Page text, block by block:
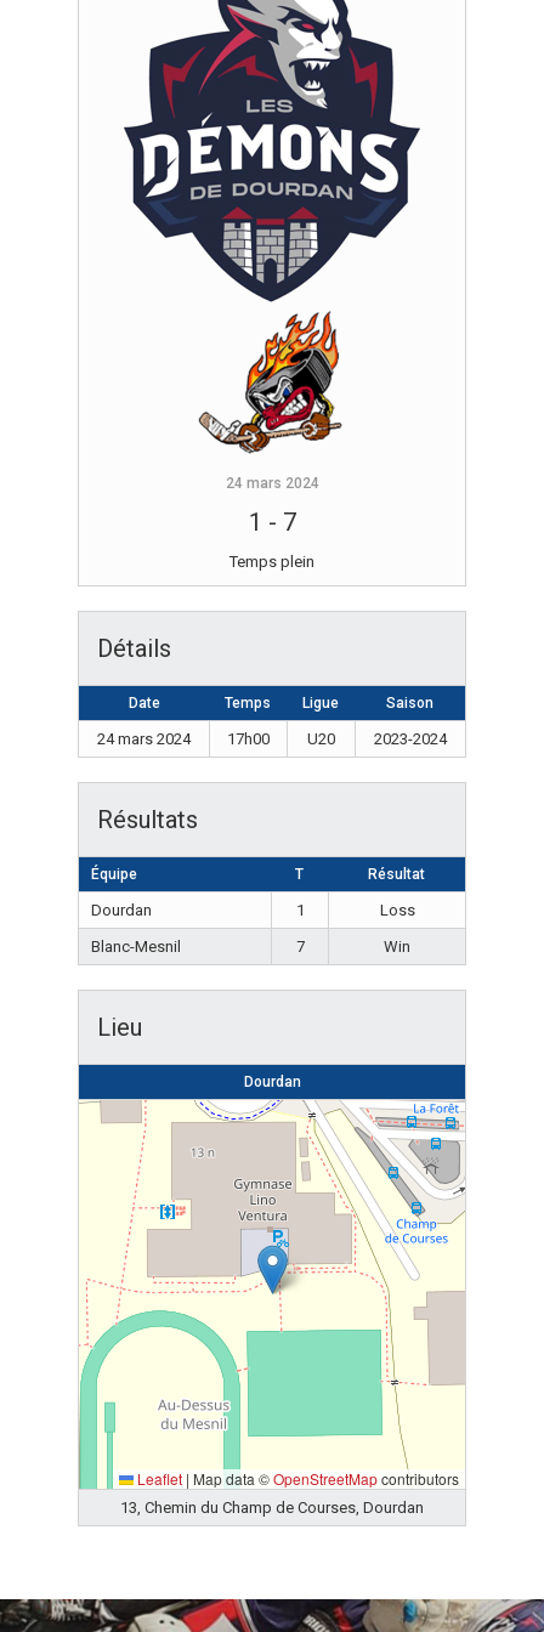
24 mars 2024
1 - 7
Temps plein
Détails
Date Temps Ligue Saison
24 mars 2024 17h00 U20 2023-2024
Résultats
Équipe T Résultat
Dourdan 1
Loss
Blanc-Mesnil
7 Win
Lieu
Dourdan
Leaflet | Map data ©OpenStreetMapcontributors
13, Chemin du Champ de Courses, Dourdan